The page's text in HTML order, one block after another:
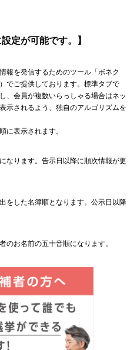
定が可能です。】
報を発信するためのツール「ボネク
でご提供しております。標準タブで
、会員が複数いらっしゃる場合はネッ
示されるよう、独自のアルゴリズムを
に表示されます。
なります。告示日以降に順次情報が更
をした名簿順となります。公示日以降
のお名前の五十音順になります。